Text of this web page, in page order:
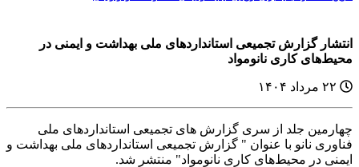
انتشار گزارش تجمیعی استانداردهای ملی بهداشت و ایمنی در
محیط‌های کاری نانومواد
چهارمین جلد از سری گزارش های تجمیعی استانداردهای ملی
فناوری نانو با عنوان " گزارش تجمیعی استانداردهای ملی بهداشت و
ایمنی در محیط‌های کاری نانومواد" منتشر شد.